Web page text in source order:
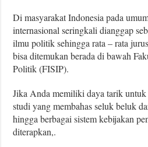
Di masyarakat Indonesia pada
internasional seringkali dianggap
ilmu politik sehingga rata – rata
bisa ditemukan berada di bawah
Politik (FISIP).
Jika Anda memiliki daya tarik
studi yang membahas seluk beluk
hingga berbagai sistem kebijakan
diterapkan,.